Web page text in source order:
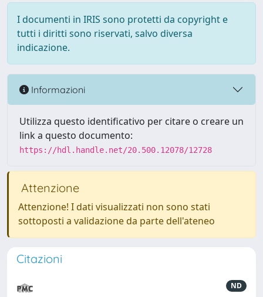
I documenti in IRIS sono protetti da copyright e
tutti i diritti sono riservati, salvo diversa
indicazione.
Informazioni
Utilizza questo identificativo per citare o creare un
link a questo documento:
https://hdl.handle.net/20.500.12078/12728
Attenzione
Attenzione! I dati visualizzati non sono stati
sottoposti a validazione da parte dell'ateneo
Citazioni
ND